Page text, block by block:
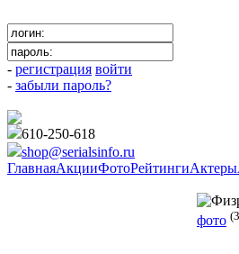
- регистрация войти
- забыли пароль?
610-250-618
shop@serialsinfo.ru
ГлавнаяАкцииФотоРейтингиАктеры
фото